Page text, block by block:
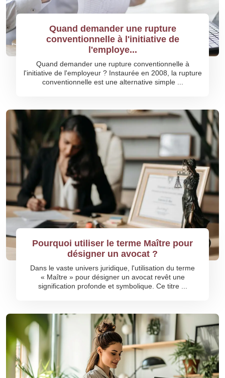
Quand demander une rupture
conventionnelle à l'initiative de
l'employe...
Quand demander une rupture conventionnelle à
l'initiative de l'employeur ? Instaurée en 2008, la rupture
conventionnelle est une alternative simple ...
Pourquoi utiliser le terme Maître pour
désigner un avocat ?
Dans le vaste univers juridique, l'utilisation du terme
« Maître » pour désigner un avocat revêt une
signification profonde et symbolique. Ce titre ...